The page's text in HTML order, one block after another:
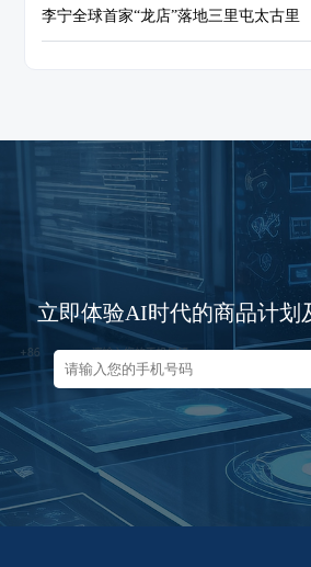
李宁全球首家“龙店”落地三里屯太古里
立即体验AI时代的商品计划